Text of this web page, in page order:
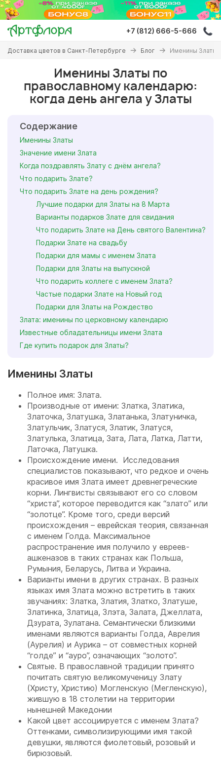
Перейти
основному
содержанию
+7 (812) 666-5-666
Вы
здесь
Доставка цветов в Санкт-Петербурге Блог Именины Златы
Именины Златы по
православному календарю:
когда день ангела у Златы
Содержание
Именины Златы
Значение имени Злата
Когда поздравлять Злату с днём ангела?
Что подарить Злате?
Что подарить Злате на день рождения?
Лучшие подарки для Златы на 8 Марта
Варианты подарков Злате для свидания
Что подарить Злате на День святого Валентина?
Подарки Злате на свадьбу
Подарки для мамы с именем Злата
Подарки для Златы на выпускной
Что подарить коллеге с именем Злата?
Частые подарки Злате на Новый год
Подарки для Златы на Рождество
Злата: именины по церковному календарю
Известные обладательницы имени Злата
Где купить подарок для Златы?
Именины Златы
Полное имя: Злата.
Производные от имени: Златка, Златика,
Златочка, Златушка, Златанька, Златуничка,
Златульчик, Златуся, Златик, Златуся,
Златулька, Златица, Зата, Лата, Латка, Латти,
Латочка, Латушка.
Происхождение имени. Исследования
специалистов показывают, что редкое и очень
красивое имя Злата имеет древнегреческие
корни. Лингвисты связывают его со словом
“христа”, которое переводится как “злато” или
“золотце”. Кроме того, среди версий
происхождения – еврейская теория, связанная
с именем Голда. Максимальное
распространение имя получило у евреев-
ашкеназов в таких странах как Польша,
Румыния, Беларусь, Литва и Украина.
Варианты имени в других странах. В разных
языках имя Злата можно встретить в таких
звучаниях: Златка, Златия, Златко, Златуше,
Златинка, Златица, Злэта, Залата, Джеллата,
Дзурата, Зулатана. Семантически близкими
именами являются варианты Голда, Аврелия
(Аурелия) и Аурика – от совместных корней
“голде” и “ауро”, означающих “золото”.
Святые. В православной традиции принято
почитать святую великомученицу Злату
(Христу, Христию) Могленскую (Мегленскую),
жившую в 18 столетии на территории
нынешней Македонии
Какой цвет ассоциируется с именем Злата?
Оттенками, символизирующими имя такой
девушки, являются фиолетовый, розовый и
бирюзовый.